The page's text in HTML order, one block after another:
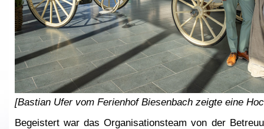
[Bastian Ufer vom Ferienhof Biesenbach zeigte eine
Begeistert war das Organisationsteam von der